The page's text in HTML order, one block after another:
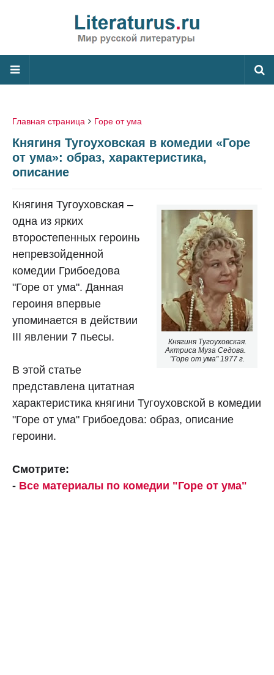
Главная страница Горе от ума
Княгиня Тугоуховская в комедии «Горе
от ума»: образ, характеристика,
описание
Княгиня Тугоуховская.
Актриса Муза Седова.
"Горе от ума" 1977 г.
Княгиня Тугоуховская –
одна из ярких
второстепенных героинь
непревзойденной
комедии Грибоедова
"Горе от ума". Данная
героиня впервые
упоминается в действии
III явлении 7 пьесы.
В этой статье
представлена цитатная
характеристика княгини Тугоуховской в комедии
"Горе от ума" Грибоедова: образ, описание
героини.
Смотрите:
- Все материалы по комедии "Горе от ума"